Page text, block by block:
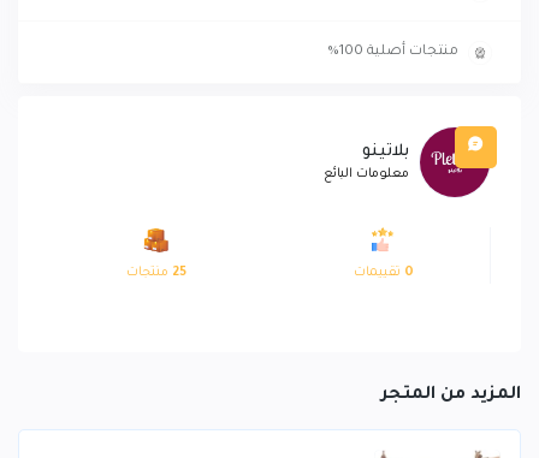
منتجات أصلية 100%
بلاتينو
معلومات البائع
0 تقييمات 25 منتجات
المزيد من المتجر